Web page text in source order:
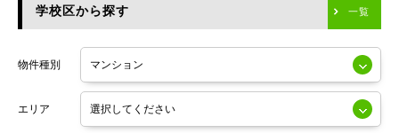
川崎市中原区
川崎市高津区
東京メトロ日比谷線
小田急線
東京メトロ半蔵門線
東京メトロ副都心線
学校区から探す 一覧
物件種別
エリア